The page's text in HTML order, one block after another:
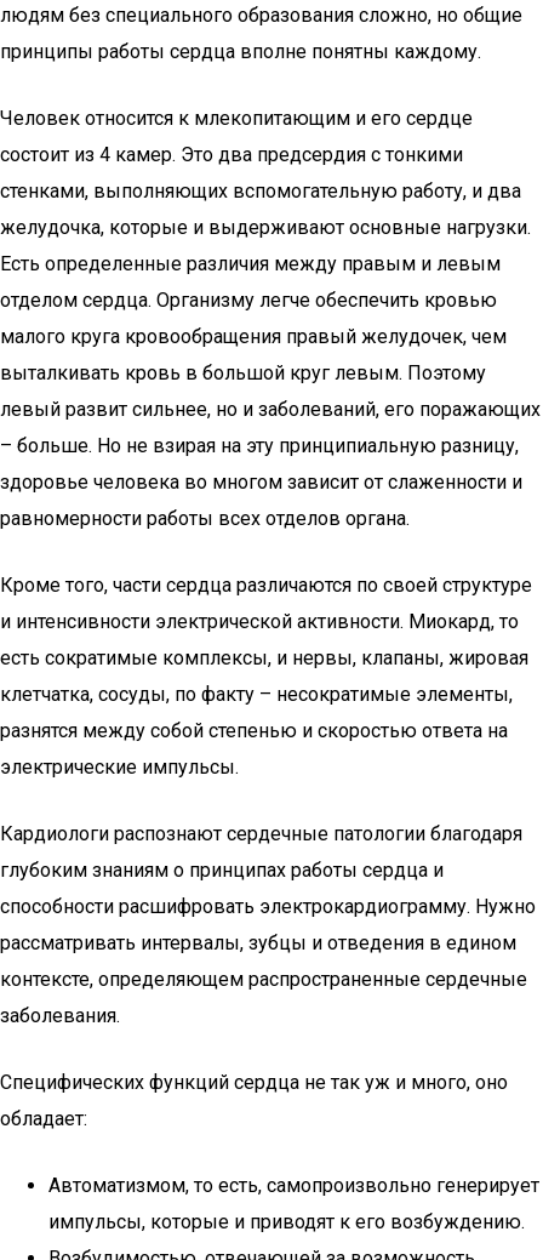
людям без специального образования сложно, но общие
принципы работы сердца вполне понятны каждому.
Человек относится к млекопитающим и его сердце
состоит из 4 камер. Это два предсердия с тонкими
стенками, выполняющих вспомогательную работу, и два
желудочка, которые и выдерживают основные нагрузки.
Есть определенные различия между правым и левым
отделом сердца. Организму легче обеспечить кровью
малого круга кровообращения правый желудочек, чем
выталкивать кровь в большой круг левым. Поэтому
левый развит сильнее, но и заболеваний, его поражающих
– больше. Но не взирая на эту принципиальную разницу,
здоровье человека во многом зависит от слаженности и
равномерности работы всех отделов органа.
Кроме того, части сердца различаются по своей структуре
и интенсивности электрической активности. Миокард, то
есть сократимые комплексы, и нервы, клапаны, жировая
клетчатка, сосуды, по факту – несократимые элементы,
разнятся между собой степенью и скоростью ответа на
электрические импульсы.
Кардиологи распознают сердечные патологии благодаря
глубоким знаниям о принципах работы сердца и
способности расшифровать электрокардиограмму. Нужно
рассматривать интервалы, зубцы и отведения в едином
контексте, определяющем распространенные сердечные
заболевания.
Специфических функций сердца не так уж и много, оно
обладает:
Автоматизмом, то есть, самопроизвольно генерирует
импульсы, которые и приводят к его возбуждению.